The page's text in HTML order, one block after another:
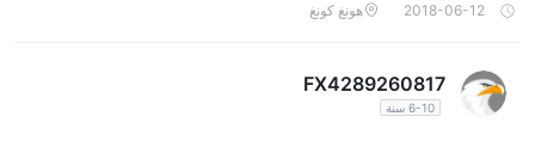
2018-06-12 هونغ كونغ
FX4289260817
6-10 سنة